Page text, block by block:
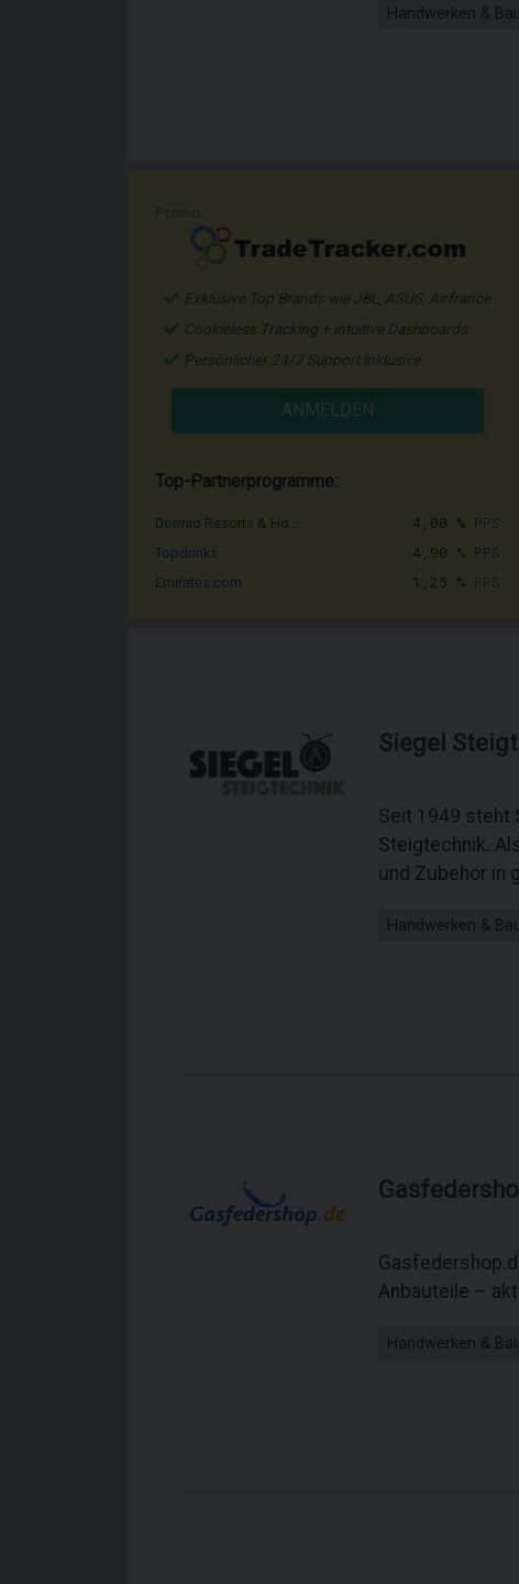
Handwerken &
Exklusive Top Brands wie JBL, ASUS, Airfrance
Cookieless Tracking + intuitive Dashboards
Persönlicher 24/7 Support inklusive
ANMELDEN
Top-Partnerprogramme:
Dormio Resorts & Ho... 4,00 %
Topdrinks 4,90 %
Emirates.com 1,25 %
Siegel
Seit 1949 steht
Steigtechnik.
und Zubehör in
Handwerken &
Anbauteile –
Handwerken &